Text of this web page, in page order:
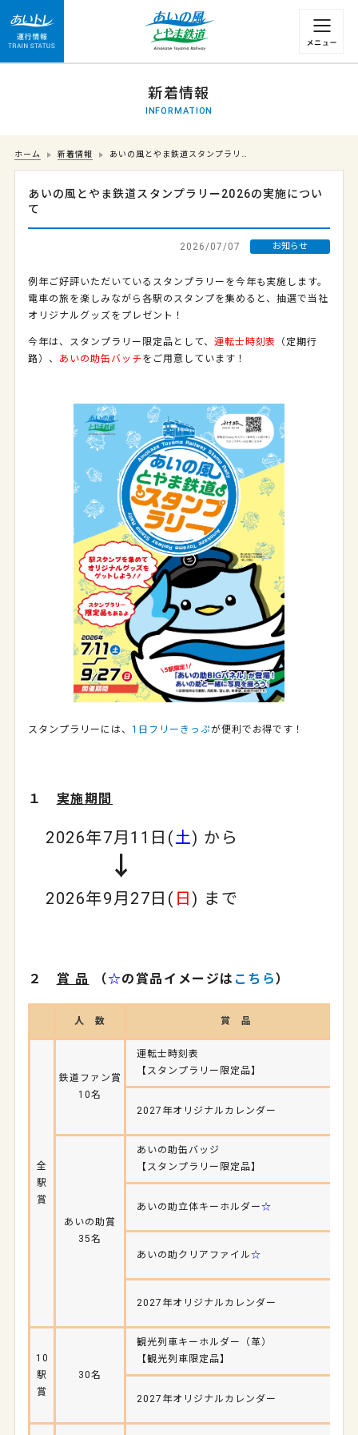
運行情報 列車の遅れ情報等についてはこちら
新着情報
INFORMATION
ホーム 新着情報 あいの風とやま鉄道スタンプラリ…
あいの風とやま鉄道スタンプラリー2026の実施につい
て
2026/07/07 お知らせ
例年ご好評いただいているスタンプラリーを今年も実施します。
電車の旅を楽しみながら各駅のスタンプを集めると、抽選で当社
オリジナルグッズをプレゼント！
今年は、スタンプラリー限定品として、 運転士時刻表
（定期行
路）、 あいの助缶バッチをご用意しています！
スタンプラリーには、 1日フリーきっぷが便利でお得です！
１ 実施期間
2026年7月11日( 土) から
↓
2026年9月27日( 日) まで
２ 賞 品 （☆の賞品イメージは こちら）
人 数 賞 品
全
駅
賞
鉄道ファン賞
10名
運転士時刻表
【スタンプラリー限定品】
2027年オリジナルカレンダー
あいの助賞
35名
あいの助缶バッジ
【スタンプラリー限定品】
あいの助立体キーホルダー☆
あいの助クリアファイル☆
2027年オリジナルカレンダー
10
駅
賞
30名
観光列車キーホルダー（革）
【観光列車限定品】
2027年オリジナルカレンダー